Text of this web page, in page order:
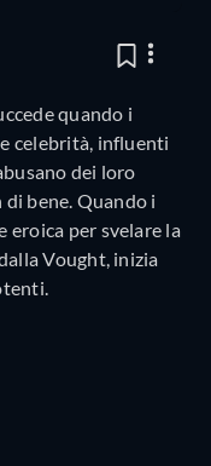
quando i
celebrità, influenti
dei loro
bene. Quando i
eroica per svelare la
Vought, inizia